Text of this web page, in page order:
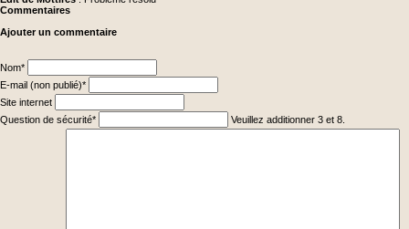
Commentaires
Ajouter un commentaire
Champ
obligatoire
Nom*
Champ
obligatoire
E-mail (non publié)*
Site internet
Champ
obligatoire
Question de sécurité*
Veuillez additionner 3 et 8.